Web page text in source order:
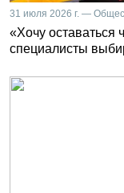
31 июля 2026 г. —
«Хочу оставаться
специалисты